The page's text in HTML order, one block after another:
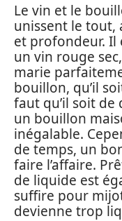
Le vin et le
unissent le tout,
et profondeur. Il
un vin rouge
marie
bouillon, qu’il
faut qu’il soit
un bouillon
inégalable.
de temps, un
faire l’affaire.
de liquide est
suffire pour
devienne trop